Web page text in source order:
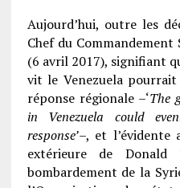
Aujourd’hui, outre les
Chef du
(6 avril 2017), signifiant
vit le Venezuela
réponse régionale –‘The
in Venezuela could
response’–, et l’évidente
extérieure de
bombardement de la